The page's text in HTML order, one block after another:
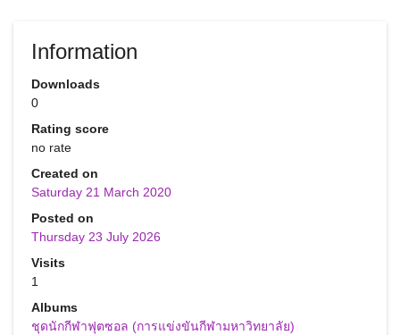
Information
Downloads
0
Rating score
no rate
Created on
Saturday 21 March 2020
Posted on
Thursday 23 July 2026
Visits
1
Albums
ชุดนักกีฬาฟุตซอล (การแข่งขันกีฬามหาวิทยาลัย)